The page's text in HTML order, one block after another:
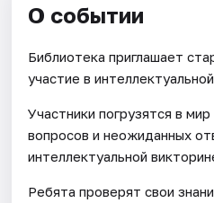
О событии
Библиотека приглашает
участие в
Участники погрузятся в
вопросов и неожиданных
интеллектуальной
Ребята проверят свои